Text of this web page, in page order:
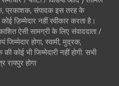
प्रकाशक, संपादक इस तरह के
ज़िम्मेदार नहीं स्वीकार करता है।
ऐसी सामग्री के लिए संवाददाता /
होगा, स्वामी, मुद्रक,
कोई भी जिम्मेदारी नहीं होगी. सभी
रायपुर होगा